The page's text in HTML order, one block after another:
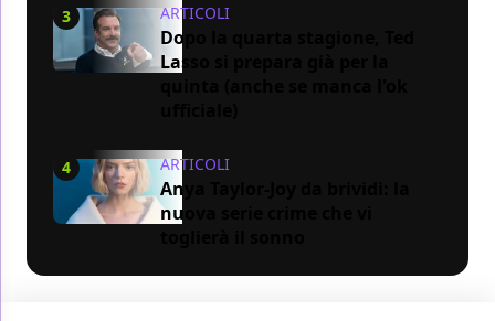
3 ARTICOLI
Dopo la quarta stagione, Ted
Lasso si prepara già per la
4 ARTICOLI
Anya Taylor-Joy da brividi: la
nuova serie crime che vi